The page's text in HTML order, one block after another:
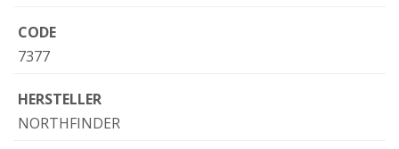
CODE
7377
HERSTELLER
NORTHFINDER